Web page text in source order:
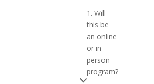
1. Will
this be
an online
or in-
person
program?